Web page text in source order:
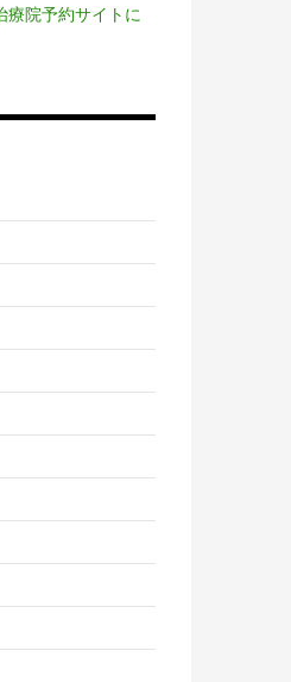
療院予約サイトに